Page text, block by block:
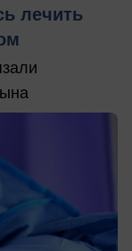
лечить